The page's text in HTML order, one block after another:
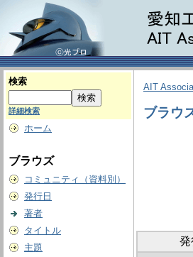
検索
詳細検索
ホーム
ブラウズ
コミュニティ（資料別）
発行日
著者
タイトル
主題
AIT
ブラウ
発